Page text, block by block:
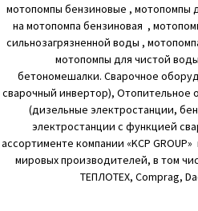
мотопомпы бензиновые , мотопомпы
на мотопомпа бензиновая ,
сильнозагрязненной воды ,
мотопомпы для чистой
бетономешалки. Сварочное
сварочный инвертор), Отопительное
(дизельные электростанции,
электростанции с функцией
ассортименте компании «KCP
мировых производителей, в том
ТЕПЛОТЕХ, Comprag,